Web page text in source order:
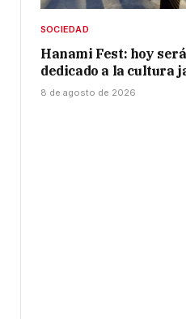
SOCIEDAD
Hanami Fest: hoy
dedicado a la cultura
8 de agosto de 2026